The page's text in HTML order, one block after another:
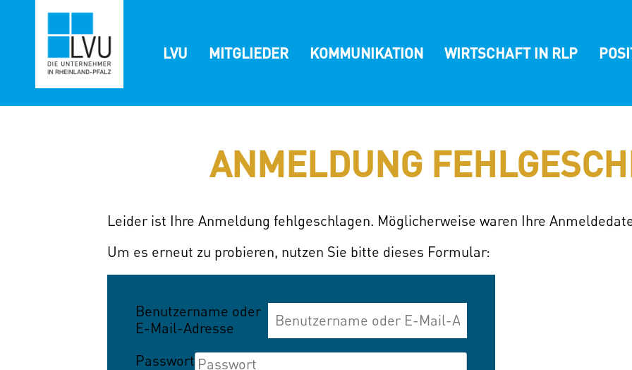
springen
LVU MITGLIEDER KOMMUNIKATION WIRTSCHAFT IN RLP
ANMELDUNG
Leider ist Ihre Anmeldung fehlgeschlagen. Möglicherweise waren Ihre
Um es erneut zu probieren, nutzen Sie bitte dieses Formular:
Benutzername oder
E-Mail-Adresse
Passwort